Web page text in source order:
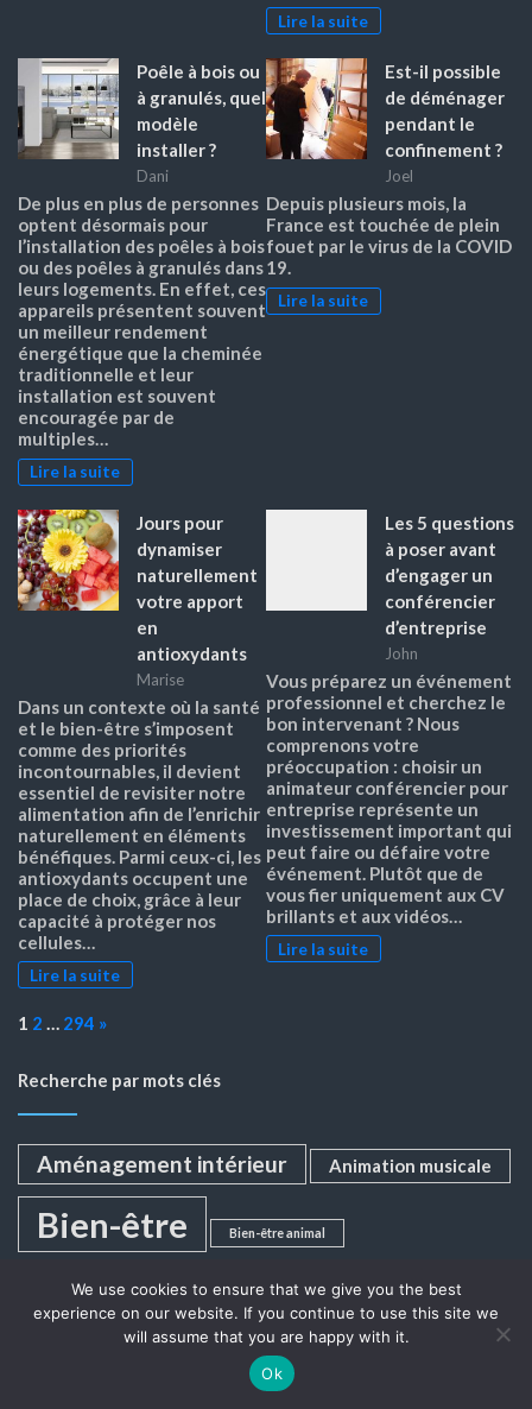
Lire la suite
Poêle à bois ou
à granulés, quel
modèle
installer ?
Dani
De plus en plus de personnes
optent désormais pour
l’installation des poêles à bois
ou des poêles à granulés dans
leurs logements. En effet, ces
appareils présentent souvent
un meilleur rendement
énergétique que la cheminée
traditionnelle et leur
installation est souvent
encouragée par de
multiples…
Lire la suite
Est-il possible
de déménager
pendant le
confinement ?
Joel
Depuis plusieurs mois, la
France est touchée de plein
fouet par le virus de la COVID
19.
Lire la suite
Jours pour
dynamiser
naturellement
votre apport
en
antioxydants
Marise
Dans un contexte où la santé
et le bien-être s’imposent
comme des priorités
incontournables, il devient
essentiel de revisiter notre
alimentation afin de l’enrichir
naturellement en éléments
bénéfiques. Parmi ceux-ci, les
antioxydants occupent une
place de choix, grâce à leur
capacité à protéger nos
cellules…
Lire la suite
Les 5 questions
à poser avant
d’engager un
conférencier
d’entreprise
John
Vous préparez un événement
professionnel et cherchez le
bon intervenant ? Nous
comprenons votre
préoccupation : choisir un
animateur conférencier pour
entreprise représente un
investissement important qui
peut faire ou défaire votre
événement. Plutôt que de
vous fier uniquement aux CV
brillants et aux vidéos…
Lire la suite
Page:
1 2 … 294 Next
»
Recherche par mots clés
Aménagement intérieur Animation musicale
Bien-être Bien-être animal
bien-être holistique béton ciré climatisation
consommation responsable couvreur
developpement personnel
We use cookies to ensure that we give you the best
experience on our website. If you continue to use this site we
will assume that you are happy with it.
Ok